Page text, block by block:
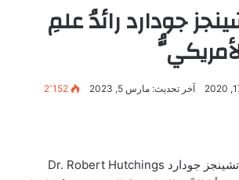
جودارد رائدُ علمِ
آخر تحديث: مارس 5, 2023 2٬152
يعدُّ الدُّكتورُ روبرت هاتشينجز جودارد Dr. Robert Hutchings